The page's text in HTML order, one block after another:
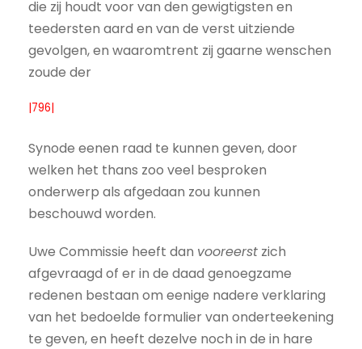
die zij houdt voor van den gewigtigsten en
teedersten aard en van de verst uitziende
gevolgen, en waaromtrent zij gaarne wenschen
zoude der
|796|
Synode eenen raad te kunnen geven, door
welken het thans zoo veel besproken
onderwerp als afgedaan zou kunnen
beschouwd worden.
Uwe Commissie heeft dan vooreerst zich
afgevraagd of er in de daad genoegzame
redenen bestaan om eenige nadere verklaring
van het bedoelde formulier van onderteekening
te geven, en heeft dezelve noch in de in hare